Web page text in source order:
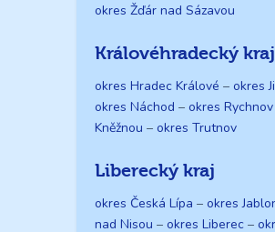
okres Žďár nad Sázavou
Královéhradecký kraj
okres Hradec Králové – okres
okres Náchod – okres
Kněžnou – okres Trutnov
Liberecký kraj
okres Česká Lípa – okres
nad Nisou – okres Liberec –